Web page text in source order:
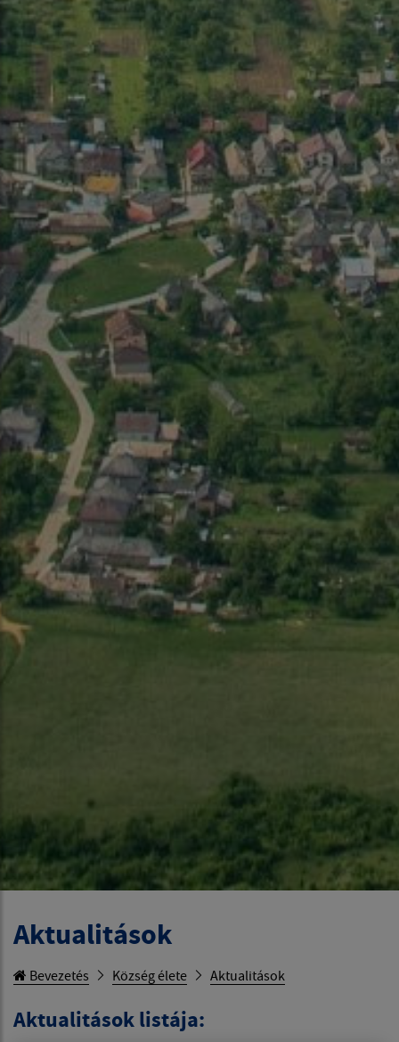
Aktualitások
Bevezetés Község élete Aktualitások
Aktualitások listája: